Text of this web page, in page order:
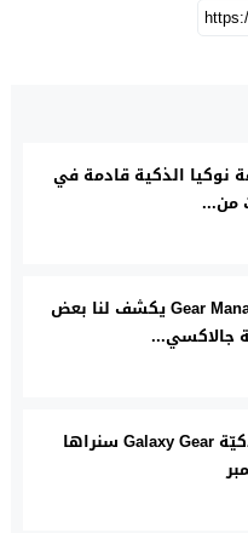
نوكيا الذكية قادمة في
من...
تطبيق Gear Manager يكشف لنا بعض
جالاكسي...
الساعة الذكيّة Galaxy Gear سنراها